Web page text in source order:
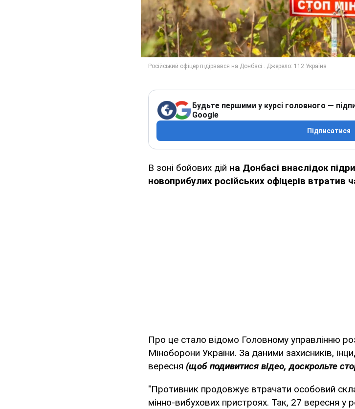
Будьте першими у курсі головного —
Google
Підписатися
В зоні бойових дій на Донбасі внаслідок
новоприбулих російських офіцерів втратив
Про це стало відомо Головному управлінню
Міноборони України. За даними захисників,
вересня (щоб подивитися відео, доскрольте
"Противник продовжує втрачати особовий
мінно-вибухових пристроях. Так, 27 вересня у